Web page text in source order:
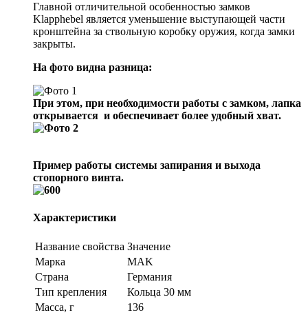
Главной отличительной особенностью замков
Klapphebel является уменьшение выступающей части
кронштейна за ствольную коробку оружия, когда замки
закрыты.
На фото видна разница:
При этом, при необходимости работы с замком, лапка
открывается и обеспечивает более удобный хват.
Пример работы системы запирания и выхода
стопорного винта.
Характеристики
Название свойства Значение
Марка
MAK
Страна
Германия
Тип крепления
Кольца 30 мм
Масса, г
136